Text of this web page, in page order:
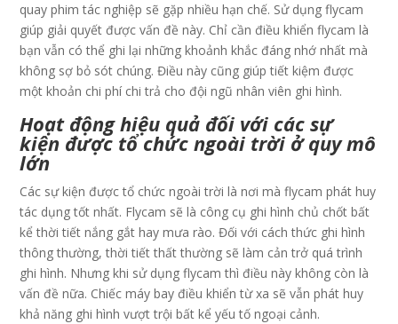
quay phim tác nghiệp sẽ gặp nhiều hạn chế. Sử dụng flycam
giúp giải quyết được vấn đề này. Chỉ cần điều khiển flycam là
bạn vẫn có thể ghi lại những khoảnh khắc đáng nhớ nhất mà
không sợ bỏ sót chúng. Điều này cũng giúp tiết kiệm được
một khoản chi phí chi trả cho đội ngũ nhân viên ghi hình.
Hoạt động hiệu quả đối với các sự
kiện được tổ chức ngoài trời ở quy mô
lớn
Các sự kiện được tổ chức ngoài trời là nơi mà flycam phát huy
tác dụng tốt nhất. Flycam sẽ là công cụ ghi hình chủ chốt bất
kể thời tiết nắng gắt hay mưa rào. Đối với cách thức ghi hình
thông thường, thời tiết thất thường sẽ làm cản trở quá trình
ghi hình. Nhưng khi sử dụng flycam thì điều này không còn là
vấn đề nữa. Chiếc máy bay điều khiển từ xa sẽ vẫn phát huy
khả năng ghi hình vượt trội bất kể yếu tố ngoại cảnh.